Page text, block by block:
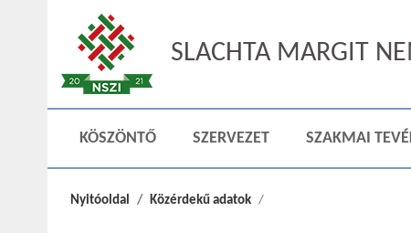
SLACHTA MARGIT
KÖSZÖNTŐ SZERVEZET SZAKMAI
Nyitóoldal Közérdekű adatok